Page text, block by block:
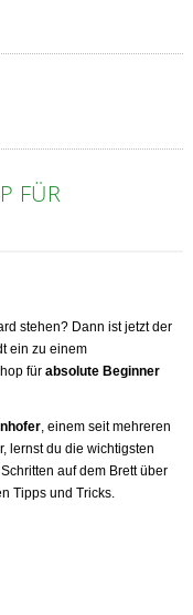
FÜR
stehen? Dann ist jetzt der
ein zu einem
für absolute Beginner
, einem seit mehreren
lernst du die wichtigsten
auf dem Brett über
Tipps und Tricks.